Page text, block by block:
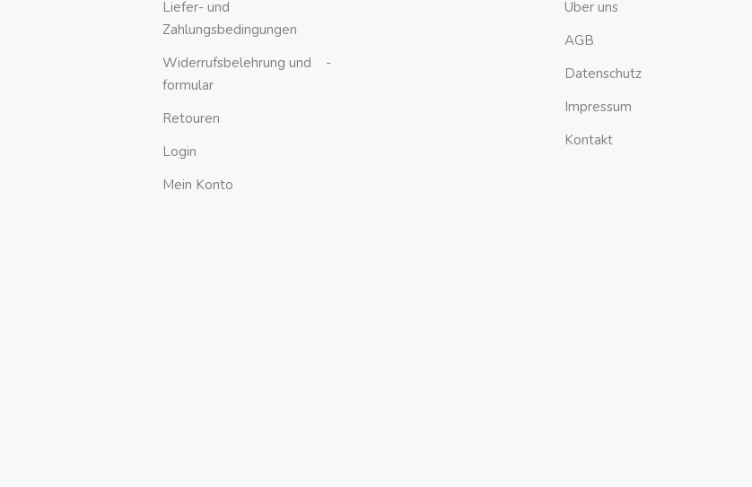
Liefer- und
Zahlungsbedingungen
Widerrufsbelehrung und -
formular
Retouren
Login
Mein Konto
Über uns
AGB
Datenschutz
Impressum
Kontakt